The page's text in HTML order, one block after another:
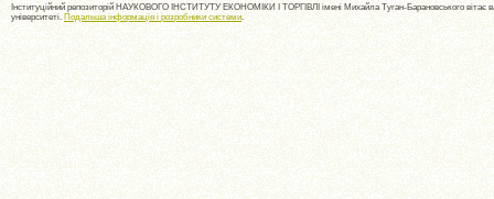
Інституційний репозиторій НАУКОВОГО ІНСТИТУТУ ЕКОНОМІКИ І ТОРГІВЛІ імені Михайла Туган-Барановського вітає
університеті. Подальша інформація і розробники системи